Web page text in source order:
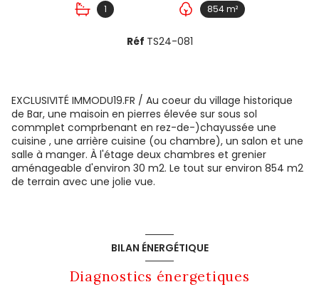
1 854 m²
Réf TS24-081
EXCLUSIVITÉ IMMODU19.FR / Au coeur du village historique
de Bar, une maisoin en pierres élevée sur sous sol
commplet comprbenant en rez-de-)chayussée une
cuisine , une arrière cuisine (ou chambre), un salon et une
salle à manger. À l'étage deux chambres et grenier
aménageable d'environ 30 m2. Le tout sur environ 854 m2
de terrain avec une jolie vue.
BILAN ÉNERGÉTIQUE
Diagnostics énergetiques